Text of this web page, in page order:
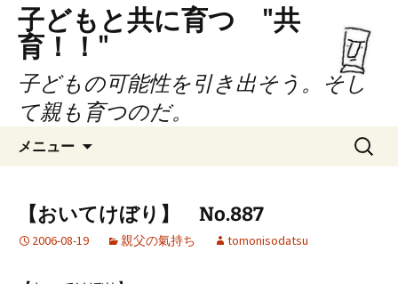
子どもと共に育つ "共
育！！"
子どもの可能性を引き出そう。そし
て親も育つのだ。
メニュー
ツ
検
索:
【おいてけぼり】 No.887
2006-08-19 親父の氣持ち tomonisodatsu